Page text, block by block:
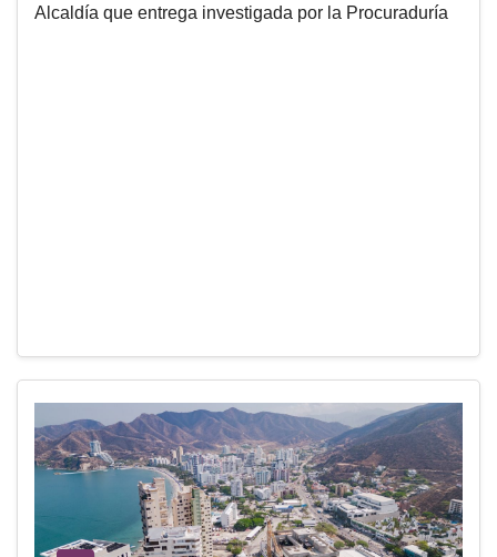
Alcaldía que entrega investigada por la Procuraduría